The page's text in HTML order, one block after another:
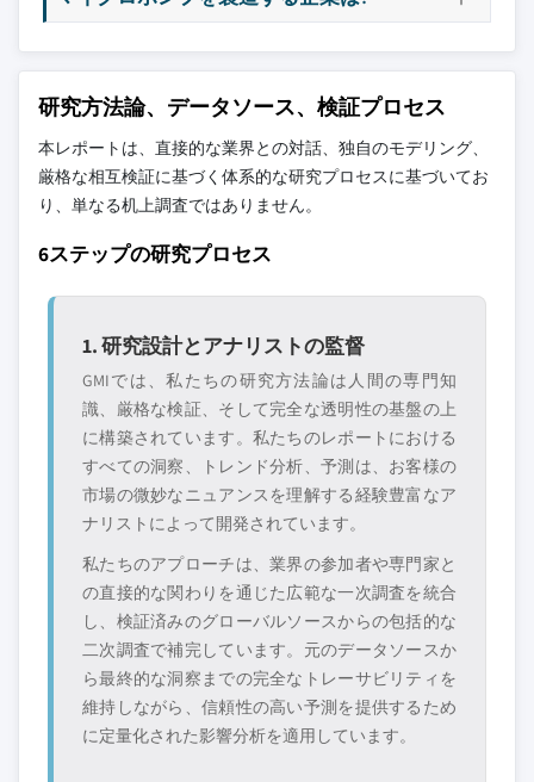
研究方法論、データソース、検証プロセス
本レポートは、直接的な業界との対話、独自のモデリング、
厳格な相互検証に基づく体系的な研究プロセスに基づいてお
り、単なる机上調査ではありません。
6ステップの研究プロセス
1. 研究設計とアナリストの監督
GMIでは、私たちの研究方法論は人間の専門知
識、厳格な検証、そして完全な透明性の基盤の上
に構築されています。私たちのレポートにおける
すべての洞察、トレンド分析、予測は、お客様の
市場の微妙なニュアンスを理解する経験豊富なア
ナリストによって開発されています。
私たちのアプローチは、業界の参加者や専門家と
の直接的な関わりを通じた広範な一次調査を統合
し、検証済みのグローバルソースからの包括的な
二次調査で補完しています。元のデータソースか
ら最終的な洞察までの完全なトレーサビリティを
維持しながら、信頼性の高い予測を提供するため
に定量化された影響分析を適用しています。